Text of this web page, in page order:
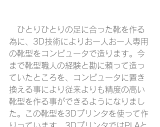
ひとりひとりの足に合った靴を作る
為に、3D技術によりお一人お一人専用
の靴型をコンピュータで造ります。今
まで靴型職人の経験と勘に頼って造っ
ていたところを、コンピュータに置き
換える事により従来よりも精度の高い
靴型を作る事ができるようになりまし
た。この靴型を3Dプリンタを使って作